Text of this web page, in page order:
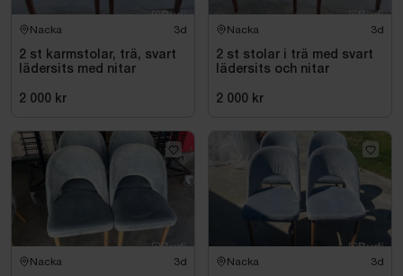
Nacka 3d
2 st karmstolar, trä, svart
lädersits med nitar
2 000 kr
Nacka 3d
2 st stolar i trä med svart
lädersits och nitar
2 000 kr
Nacka 3d Nacka 3d